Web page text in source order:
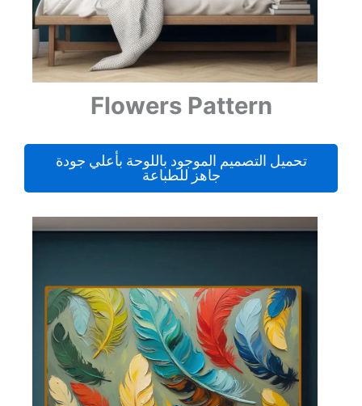
Flowers Pattern
تحميل التصميم الموجود باللوحة بأعلي جودة
جاهز للطباعة